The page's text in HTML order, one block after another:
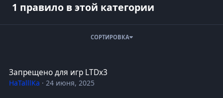
1 правило в этой категории
СОРТИРОВКА
Запрещено для игр LTDx3
HaTalllKa ·24 июня, 2025